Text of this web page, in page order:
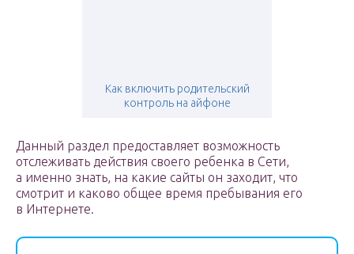
Как включить родительский
контроль на айфоне
Данный раздел предоставляет возможность
отслеживать действия своего ребенка в Сети,
а именно знать, на какие сайты он заходит, что
смотрит и каково общее время пребывания его
в Интернете.